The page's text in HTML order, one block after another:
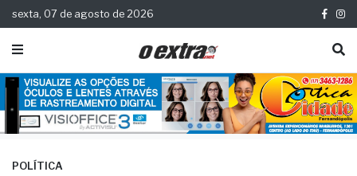
sexta, 07 de agosto de 2026